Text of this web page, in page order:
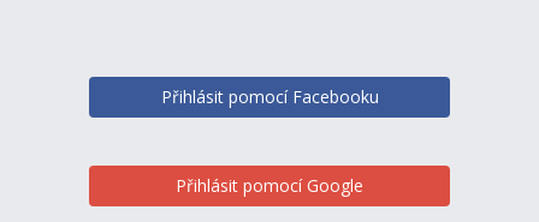
Přihlásit pomocí Facebooku
Přihlásit pomocí Google